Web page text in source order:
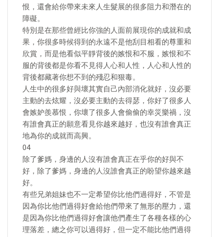
恨，還會給你帶來未來人生髮展的很多阻力和潛在的
障礙。
特別是在那些曾經比你強的人面前展現你的成就和成
果，你很多時候得到的永遠不是他刮目相看的尊重和
欣賞，而是他看似平靜背後的嫉恨和不服，嫉恨和不
服的背後都是你看不見得人心和人性，人心和人性的
背後都藏著你想不到的殘忍和狠毒。
人生中的很多好與壞其實自己內部消化就好，沒必要
主動的去炫耀，沒必要主動的去得瑟，你好了很多人
會嫉妒羨慕恨，你壞了很多人會偷偷的幸災樂禍，沒
有誰會真正的願意看見你越來越好，也沒有誰會真正
地為你的成就而高興。
04
除了爹媽，身邊的人沒有誰會真正在乎你的好與不
好，除了爹媽，身邊的人沒誰會真正的盼望你越來越
好。
有些兄弟姐妹也不一定希望你比他們過得好，不管是
因為你比他們過得好會給他們帶來了無形的壓力，還
是因為你比他們過得好會讓他們產生了各種各樣的心
理落差，總之你可以過得好，但一定不能比他們過得